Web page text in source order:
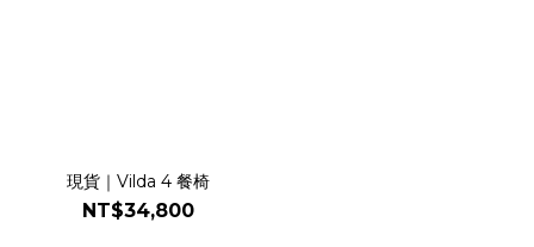
現貨｜Vilda 4 餐椅
NT$34,800